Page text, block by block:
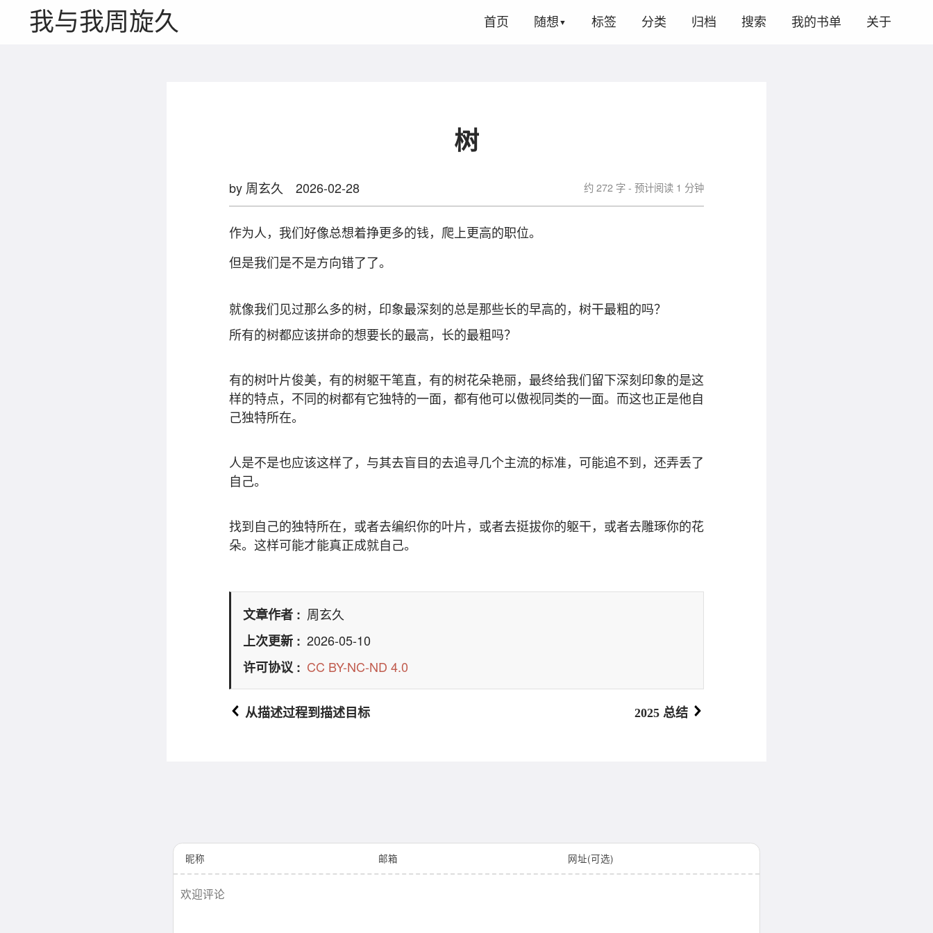
我与我周旋久 首页 随想 标签 分类 归档 搜索 我的书单 关于
树
by 周玄久 2026-02-28 约 272 字 - 预计阅读 1 分钟
作为人，我们好像总想着挣更多的钱，爬上更高的职位。
但是我们是不是方向错了了。
就像我们见过那么多的树，印象最深刻的总是那些长的早高的，树干最粗的吗？
所有的树都应该拼命的想要长的最高，长的最粗吗？
有的树叶片俊美，有的树躯干笔直，有的树花朵艳丽，最终给我们留下深刻印象的是这
样的特点，不同的树都有它独特的一面，都有他可以傲视同类的一面。而这也正是他自
己独特所在。
人是不是也应该这样了，与其去盲目的去追寻几个主流的标准，可能追不到，还弄丢了
自己。
找到自己的独特所在，或者去编织你的叶片，或者去挺拔你的躯干，或者去雕琢你的花
朵。这样可能才能真正成就自己。
文章作者
周玄久
上次更新
2026-05-10
许可协议
CC BY-NC-ND 4.0
从描述过程到描述目标 2025 总结
昵称 邮箱 网址(可选)